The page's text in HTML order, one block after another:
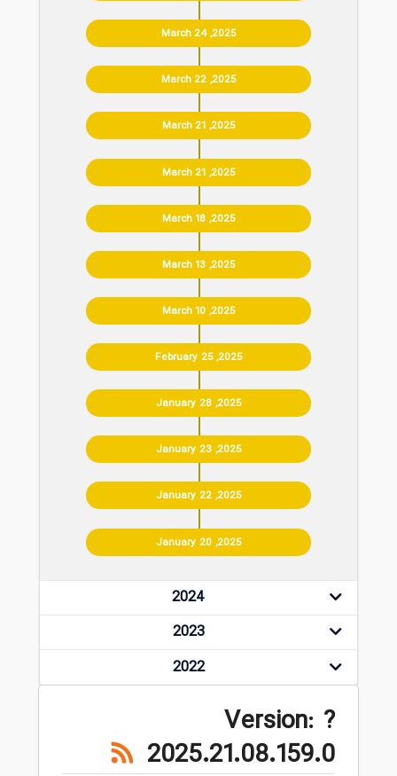
March 24 ,2025
March 22 ,2025
March 21 ,2025
March 21 ,2025
March 18 ,2025
March 13 ,2025
March 10 ,2025
February 25 ,2025
January 28 ,2025
January 23 ,2025
January 22 ,2025
January 20 ,2025
2024
2023
2022
? Version:
2025.21.08.159.0